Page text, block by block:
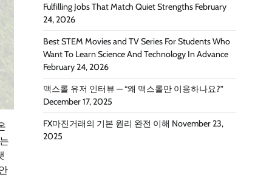
Fulfilling Jobs That Match Quiet Strengths February
24, 2026
Best STEM Movies and TV Series For Students Who
Want To Learn Science And Technology In Advance
February 24, 2026
맥스롤 유저 인터뷰 — “왜 맥스롤만 이용하나요?”
December 17, 2025
FX마진거래의 기본 원리 완전 이해 November 23,
2025